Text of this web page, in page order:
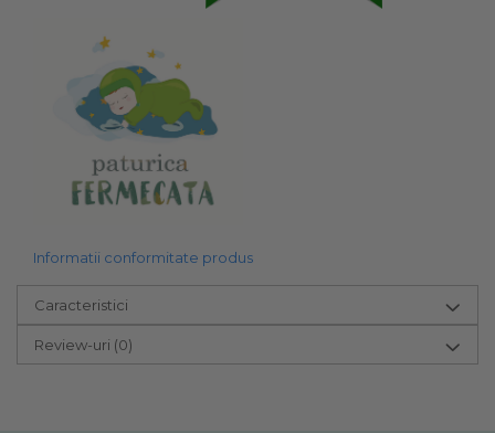
Informatii conformitate produs
Caracteristici
Review-uri (0)